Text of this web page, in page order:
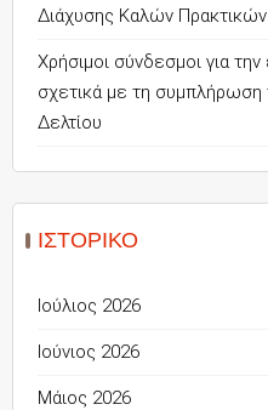
Διάχυσης Καλών Πρακτικών
Χρήσιμοι σύνδεσμοι για
σχετικά με τη
Δελτίου
ΙΣΤΟΡΙΚΌ
Ιούλιος 2026
Ιούνιος 2026
Μάιος 2026